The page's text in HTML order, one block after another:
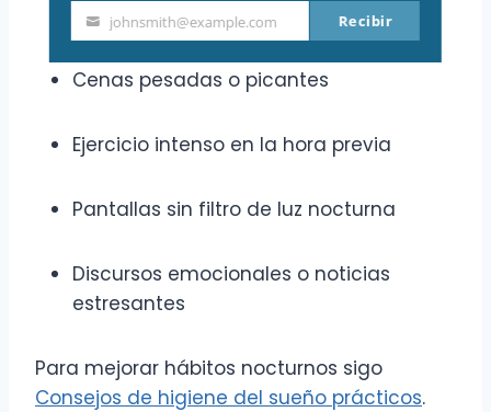
Alcohol o drogas recreativas
Cenas pesadas o picantes
Ejercicio intenso en la hora previa
Pantallas sin filtro de luz nocturna
Discursos emocionales o noticias
estresantes
Para mejorar hábitos nocturnos sigo
Consejos de higiene del sueño prácticos.
Your
email
johnsmith@example.com Recibir